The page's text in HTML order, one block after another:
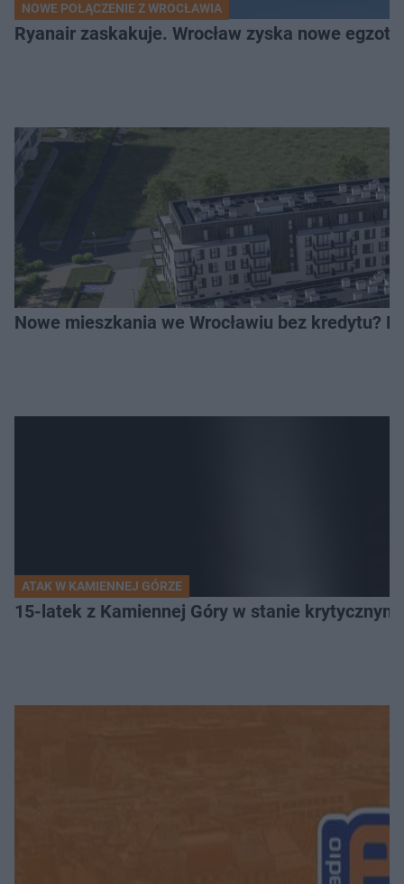
NOWE POŁĄCZENIE Z WROCŁAWIA
Ryanair zaskakuje. Wrocław zyska nowe
Nowe mieszkania we Wrocławiu bez kredytu?
ATAK W KAMIENNEJ GÓRZE
15-latek z Kamiennej Góry w stanie